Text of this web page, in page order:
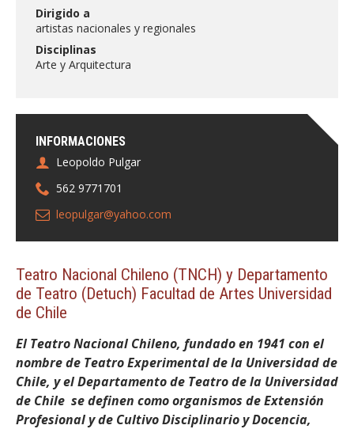
INFORMACIONES
Leopoldo Pulgar
562 9771701
leopulgar@yahoo.com
Dirigido a
artistas nacionales y regionales
Disciplinas
Arte y Arquitectura
Teatro Nacional Chileno (TNCH) y Departamento
de Teatro (Detuch) Facultad de Artes Universidad
de Chile
El Teatro Nacional Chileno, fundado en 1941 con el
nombre de Teatro Experimental de la Universidad de
Chile, y el Departamento de Teatro de la Universidad
de Chile se definen como organismos de Extensión
Profesional y de Cultivo Disciplinario y Docencia,